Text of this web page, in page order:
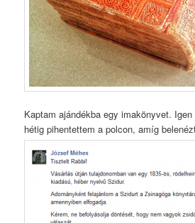
Kaptam ajándékba egy imakönyvet.
hétig pihentettem a polcon, amíg